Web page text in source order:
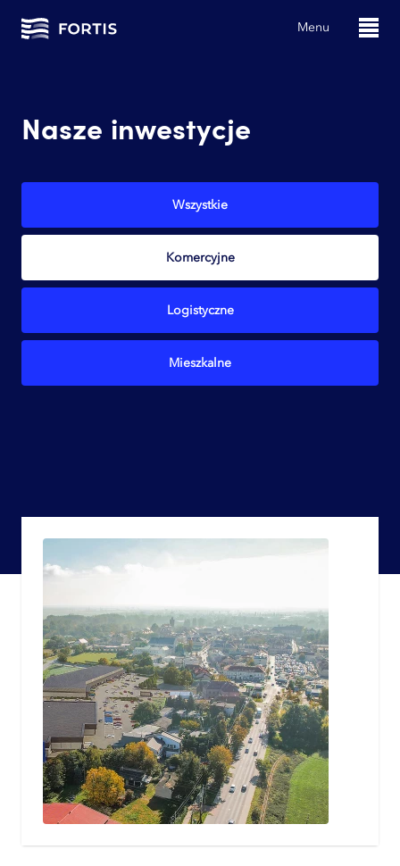
Menu
Nasze inwestycje
Wszystkie
Komercyjne
Logistyczne
Mieszkalne